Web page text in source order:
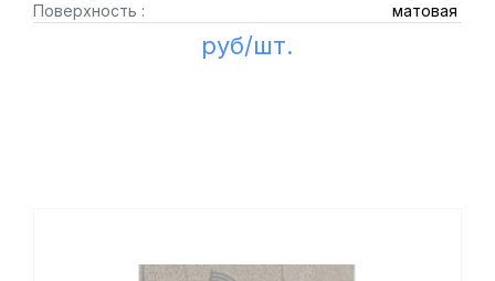
Поверхность :
матовая
руб/шт.